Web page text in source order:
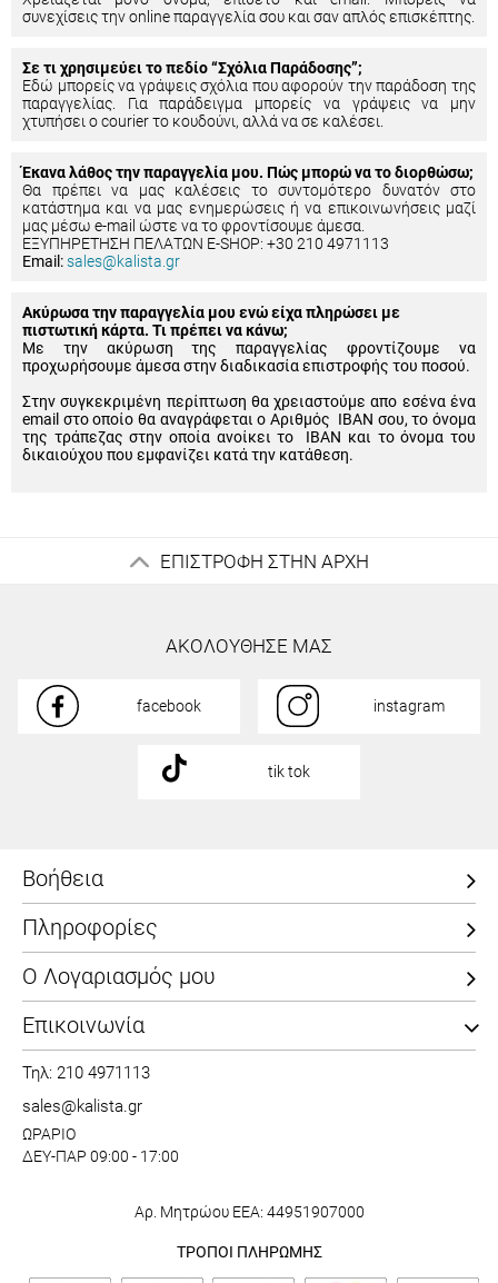
συνεχίσεις την online παραγγελία σου και σαν απλός επισκέπτης.
Σε τι χρησιμεύει το πεδίο “Σχόλια Παράδοσης”;
Εδώ μπορείς να γράψεις σχόλια που αφορούν την παράδοση της
παραγγελίας. Για παράδειγμα μπορείς να γράψεις να μην
χτυπήσει ο courier το κουδούνι, αλλά να σε καλέσει.
Έκανα λάθος την παραγγελία μου. Πώς μπορώ να το διορθώσω;
Θα πρέπει να μας καλέσεις το συντομότερο δυνατόν στο
κατάστημα και να μας ενημερώσεις ή να επικοινωνήσεις μαζί
μας μέσω e-mail ώστε να το φροντίσουμε άμεσα.
ΕΞΥΠΗΡΕΤΗΣΗ ΠΕΛΑΤΩΝ E-SHOP: +30 210 4971113
Email:sales@kalista.gr
Ακύρωσα την παραγγελία μου ενώ είχα πληρώσει με
πιστωτική κάρτα. Τι πρέπει να κάνω;
Με την ακύρωση της παραγγελίας φροντίζουμε να
προχωρήσουμε άμεσα στην διαδικασία επιστροφής του ποσού.
Στην συγκεκριμένη περίπτωση θα χρειαστούμε απο εσένα ένα
email στο οποίο θα αναγράφεται ο Αριθμός IBAN σου, το όνομα
της τράπεζας στην οποία ανοίκει το IBAN και το όνομα του
δικαιούχου που εμφανίζει κατά την κατάθεση.
ΕΠΙΣΤΡΟΦΗ ΣΤΗΝ ΑΡΧΗ
ΑΚΟΛΟΥΘΗΣΕ ΜΑΣ
facebook instagram
tik tok
Βοήθεια
Πληροφορίες
Ο Λογαριασμός μου
Επικοινωνία
Τηλ: 210 4971113
sales@kalista.gr
ΩΡΑΡΙΟ
ΔΕΥ-ΠΑΡ 09:00 - 17:00
Αρ. Μητρώου ΕΕΑ: 44951907000
ΤΡΟΠΟΙ ΠΛΗΡΩΜΗΣ